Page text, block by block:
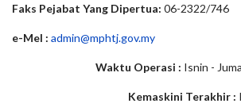
Faks Pejabat Yang Dipertua: 06-2322/746
e-Mel : admin@mphtj.gov.my
Waktu Operasi : Isnin -
Kemaskini Terakhir :